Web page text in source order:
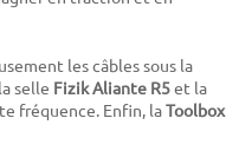
les câbles sous la
selle Fizik Aliante R5et la
fréquence. Enfin, laToolbox